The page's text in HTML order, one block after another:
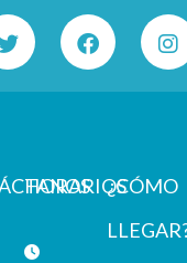
HORARIOS¿CÓMO